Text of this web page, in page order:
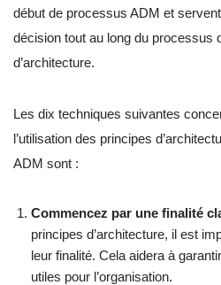
début de processus ADM et
décision tout au long du processus
d’architecture.
Les dix techniques suivantes
l’utilisation des principes
ADM sont :
Commencez par une finalité
principes d’architecture, il est
leur finalité. Cela aidera à
utiles pour l’organisation.